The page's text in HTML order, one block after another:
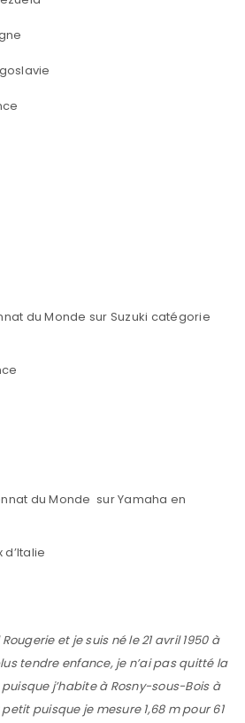
du Monde sur Suzuki catégorie
du Monde sur Yamaha en
d’Italie
et je suis né le 21 avril 1950 à
tendre enfance, je n’ai pas quitté la
j’habite à Rosny-sous-Bois à
puisque je mesure 1,68 m pour 61